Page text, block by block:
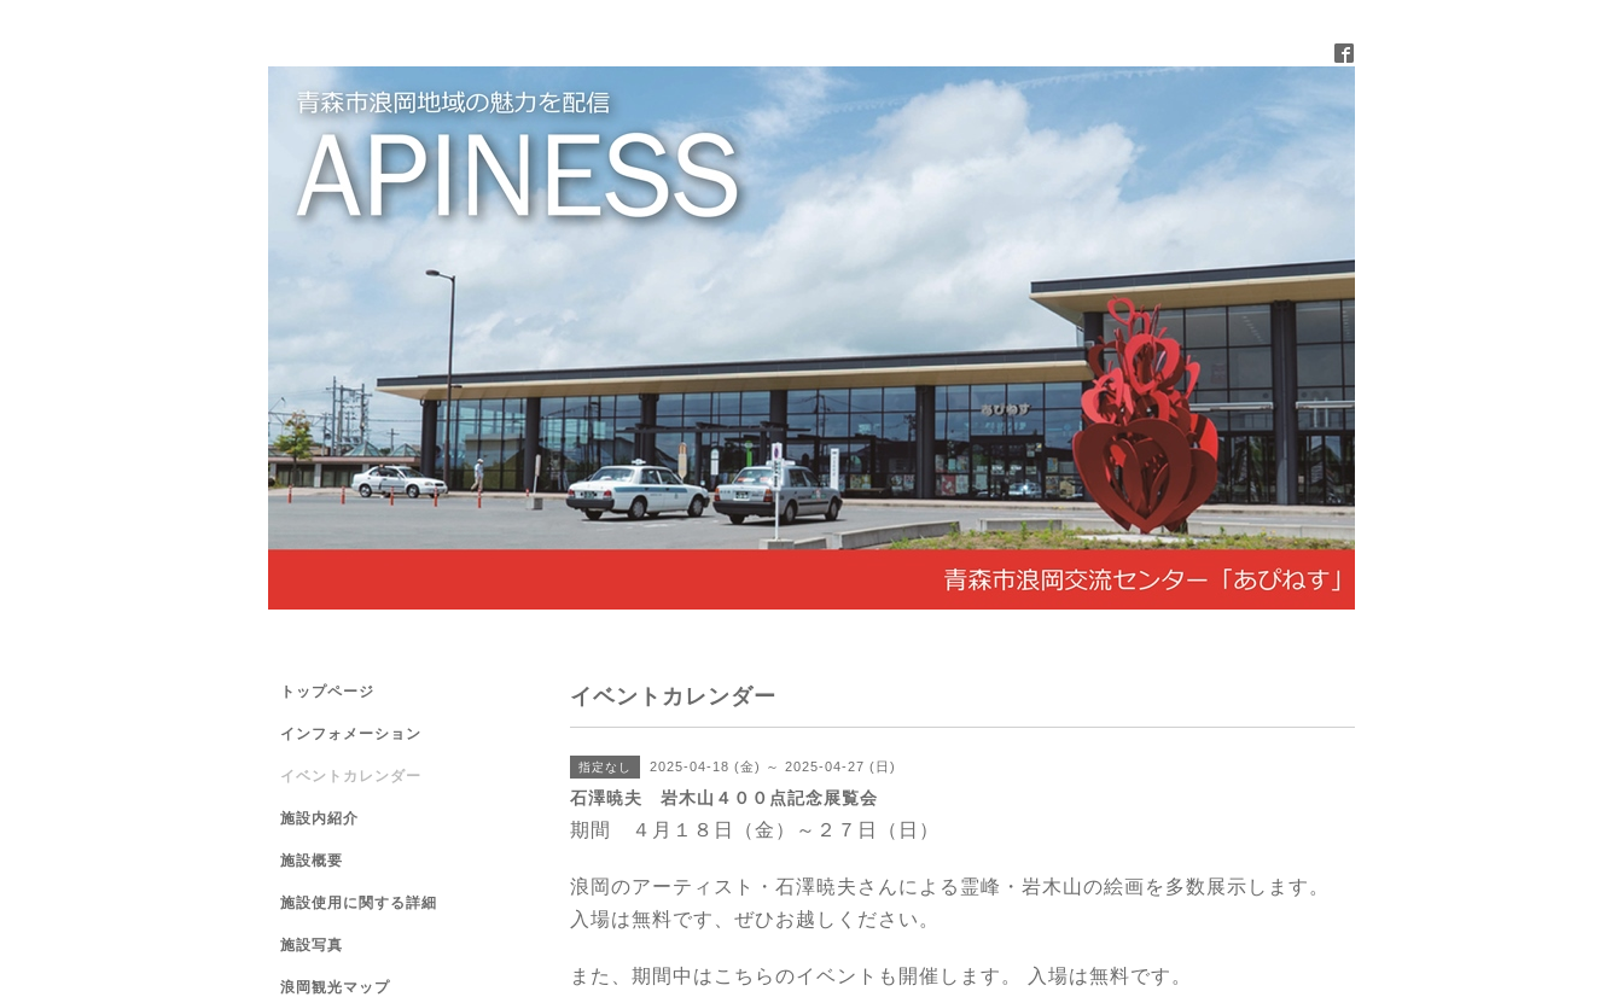
イベントカレンダー
指定なし 2025-04-18 (金) ～ 2025-04-27 (日)
石澤暁夫 岩木山４００点記念展覧会
期間 ４月１８日（金）～２７日（日）
浪岡のアーティスト・石澤暁夫さんによる霊峰・岩木山の絵画を多数展示します。
入場は無料です、ぜひお越しください。
また、期間中はこちらのイベントも開催します。 入場は無料です。
トップページ
インフォメーション
イベントカレンダー
施設内紹介
施設概要
施設使用に関する詳細
施設写真
浪岡観光マップ